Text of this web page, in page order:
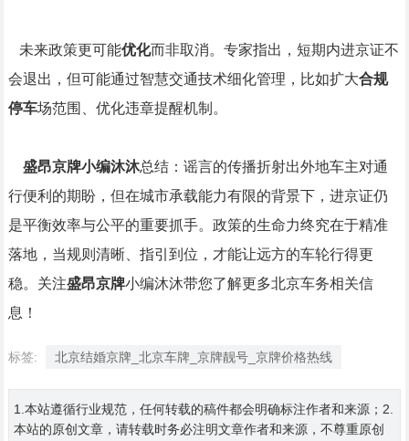
未来政策更可能优化而非取消。专家指出，短期内进京证不
会退出，但可能通过智慧交通技术细化管理，比如扩大合规
停车场范围、优化违章提醒机制。
盛昂京牌小编沐沐总结：谣言的传播折射出外地车主对通
行便利的期盼，但在城市承载能力有限的背景下，进京证仍
是平衡效率与公平的重要抓手。政策的生命力终究在于精准
落地，当规则清晰、指引到位，才能让远方的车轮行得更
稳。关注盛昂京牌小编沐沐带您了解更多北京车务相关信
息！
标签: 北京结婚京牌_北京车牌_京牌靓号_京牌价格热线
1.本站遵循行业规范，任何转载的稿件都会明确标注作者和来源；2.
本站的原创文章，请转载时务必注明文章作者和来源，不尊重原创